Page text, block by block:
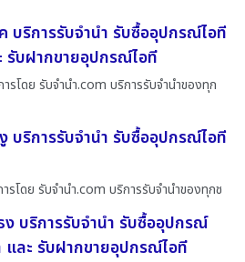
บริการรับจำนำ รับซื้ออุปกรณ์ไอที
รับฝากขายอุปกรณ์ไอที
รโดย รับจํานํา.com บริการรับจำนำของทุก
บริการรับจำนำ รับซื้ออุปกรณ์ไอที
รโดย รับจํานํา.com บริการรับจำนำของทุกช
ง บริการรับจำนำ รับซื้ออุปกรณ์
และ รับฝากขายอุปกรณ์ไอที